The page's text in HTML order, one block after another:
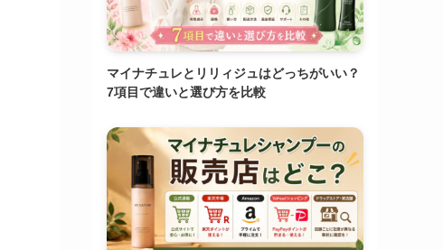
マイナチュレとリリィジュはどっちがいい？
7項目で違いと選び方を比較